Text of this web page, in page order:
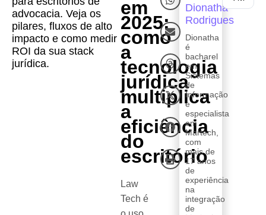
advocacia. Veja os
pilares, fluxos de alto
impacto e como medir
ROI da sua stack
jurídica.
em
2025:
como
a
tecnologia
jurídica
multiplica
a
eficiência
do
escritório
Law
Tech é
Dionatha
Rodrigues
Dionatha
é
bacharel
em
Sistemas
de
Informação
e
especialista
em
Martech,
com
mais de
17 anos
de
experiência
na
integração
de